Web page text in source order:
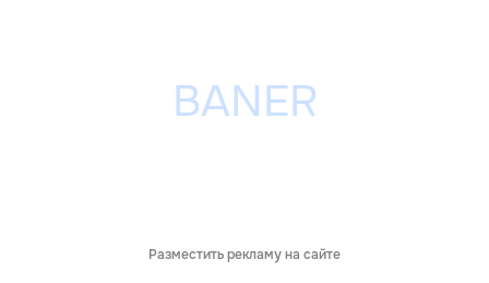
Разместить рекламу на сайте